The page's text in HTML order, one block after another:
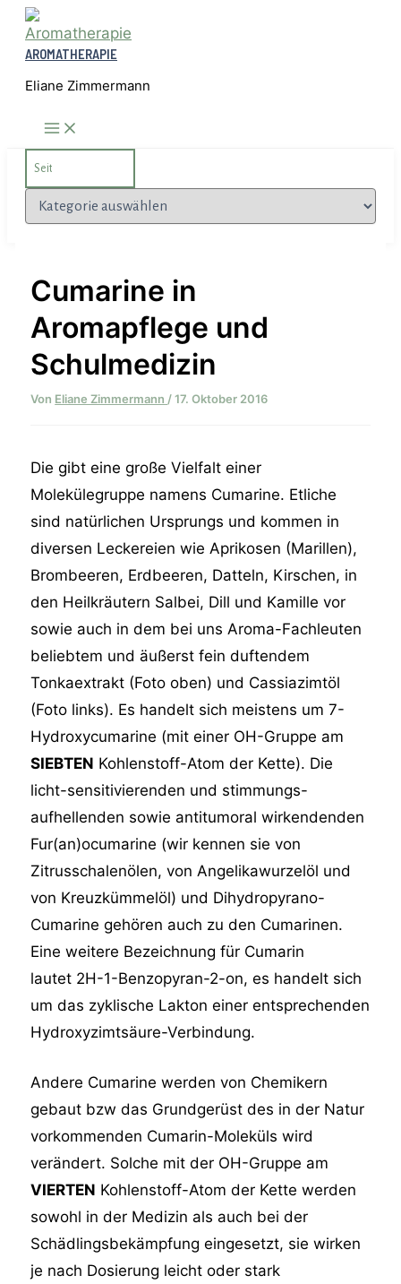
Zum
Inhalt
springen
AROMATHERAPIE
Eliane Zimmermann
for:
Kategorien
Cumarine in
Aromapflege und
Schulmedizin
Von Eliane Zimmermann/17. Oktober 2016
Die gibt eine große Vielfalt einer
Molekülegruppe namens Cumarine. Etliche
sind natürlichen Ursprungs und kommen in
diversen Leckereien wie Aprikosen (Marillen),
Brombeeren, Erdbeeren, Datteln, Kirschen, in
den Heilkräutern Salbei, Dill und Kamille vor
sowie auch in dem bei uns Aroma-Fachleuten
beliebtem und äußerst fein duftendem
Tonkaextrakt (Foto oben) und Cassiazimtöl
(Foto links). Es handelt sich meistens um 7-
Hydroxycumarine (mit einer OH-Gruppe am
SIEBTEN Kohlenstoff-Atom der Kette). Die
licht-sensitivierenden und stimmungs-
aufhellenden sowie antitumoral wirkendenden
Fur(an)ocumarine (wir kennen sie von
Zitrusschalenölen, von Angelikawurzelöl und
von Kreuzkümmelöl) und Dihydropyrano-
Cumarine gehören auch zu den Cumarinen.
Eine weitere Bezeichnung für Cumarin
lautet 2H-1-Benzopyran-2-on, es handelt sich
um das zyklische Lakton einer entsprechenden
Hydroxyzimtsäure-Verbindung.
Andere Cumarine werden von Chemikern
gebaut bzw das Grundgerüst des in der Natur
vorkommenden Cumarin-Moleküls wird
verändert. Solche mit der OH-Gruppe am
VIERTEN Kohlenstoff-Atom der Kette werden
sowohl in der Medizin als auch bei der
Schädlingsbekämpfung eingesetzt, sie wirken
je nach Dosierung leicht oder stark